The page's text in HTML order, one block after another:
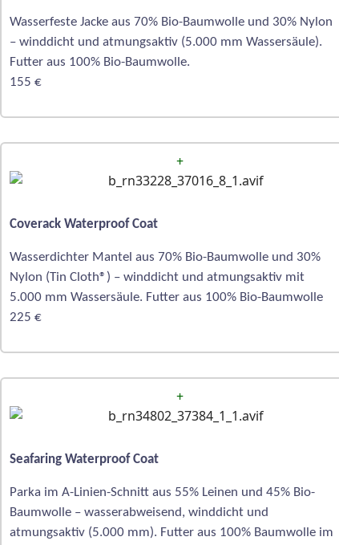
Wasserfeste Jacke aus 70% Bio-Baumwolle und 30% Nylon
– winddicht und atmungsaktiv (5.000 mm Wassersäule).
Futter aus 100% Bio-Baumwolle.
155 €
+
Coverack Waterproof Coat
Wasserdichter Mantel aus 70% Bio-Baumwolle und 30%
Nylon (Tin Cloth®) – winddicht und atmungsaktiv mit
5.000 mm Wassersäule. Futter aus 100% Bio-Baumwolle
225 €
+
Seafaring Waterproof Coat
Parka im A-Linien-Schnitt aus 55% Leinen und 45% Bio-
Baumwolle – wasserabweisend, winddicht und
atmungsaktiv (5.000 mm). Futter aus 100% Baumwolle im